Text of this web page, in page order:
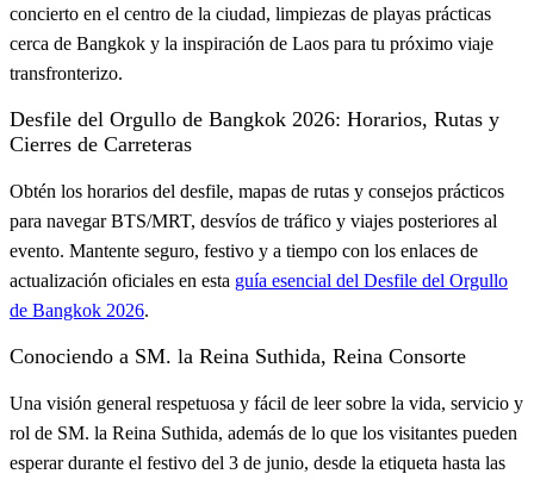
concierto en el centro de la ciudad, limpiezas de playas prácticas
cerca de Bangkok y la inspiración de Laos para tu próximo viaje
transfronterizo.
Desfile del Orgullo de Bangkok 2026: Horarios, Rutas y
Cierres de Carreteras
Obtén los horarios del desfile, mapas de rutas y consejos prácticos
para navegar BTS/MRT, desvíos de tráfico y viajes posteriores al
evento. Mantente seguro, festivo y a tiempo con los enlaces de
actualización oficiales en esta guía esencial del Desfile del Orgullo
de Bangkok 2026.
Conociendo a SM. la Reina Suthida, Reina Consorte
Una visión general respetuosa y fácil de leer sobre la vida, servicio y
rol de SM. la Reina Suthida, además de lo que los visitantes pueden
esperar durante el festivo del 3 de junio, desde la etiqueta hasta las